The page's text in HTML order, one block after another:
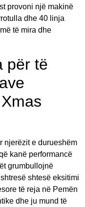
provoni një makinë
dhe 40 linja
të mira dhe
për të
njerëzit e durueshëm
kanë performancë
grumbullojnë
shtesë eksitimi
të reja në Pemën
dhe ju mund të